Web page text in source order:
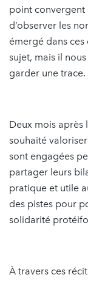
point convergent
d’observer les
émergé dans
sujet, mais il
garder une trace.
Deux mois après
souhaité
sont engagées
partager leurs
pratique et utile
des pistes pour
solidarité
À travers ces